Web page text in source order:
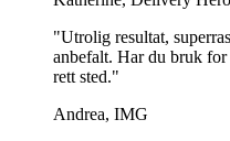
bruk på forhånd for å forsikre
behovene dine.
Vis mer...
"Utrolig resultat,
anbefalt. Har du bruk
rett sted."
Andrea, IMG